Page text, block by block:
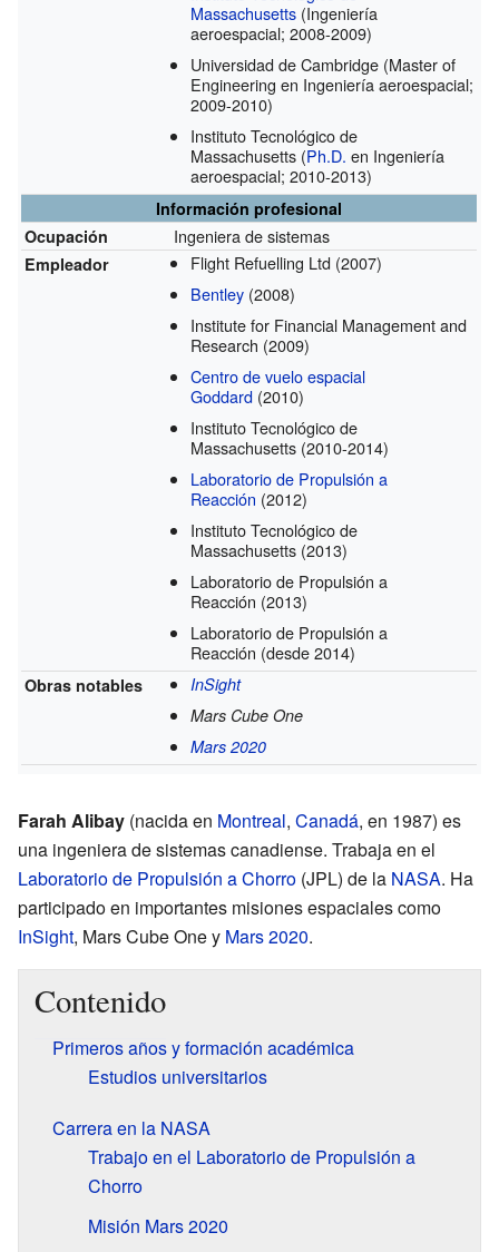
Massachusetts (Ingeniería
aeroespacial; 2008-2009)
Universidad de Cambridge (Master of
Engineering en Ingeniería aeroespacial;
2009-2010)
Instituto Tecnológico de
Massachusetts (Ph.D. en Ingeniería
aeroespacial; 2010-2013)
Información profesional
Ocupación
Ingeniera de sistemas
Empleador Flight Refuelling Ltd (2007)
Bentley (2008)
Institute for Financial Management and
Research (2009)
Centro de vuelo espacial
Goddard (2010)
Instituto Tecnológico de
Massachusetts (2010-2014)
Laboratorio de Propulsión a
Reacción (2012)
Instituto Tecnológico de
Massachusetts (2013)
Laboratorio de Propulsión a
Reacción (2013)
Laboratorio de Propulsión a
Reacción (desde 2014)
Obras notables
InSight
Mars Cube One
Mars 2020
Farah Alibay (nacida en Montreal, Canadá, en 1987) es
una ingeniera de sistemas canadiense. Trabaja en el
Laboratorio de Propulsión a Chorro (JPL) de la NASA. Ha
participado en importantes misiones espaciales como
InSight, Mars Cube One y Mars 2020.
Contenido
Primeros años y formación académica
Estudios universitarios
Carrera en la NASA
Trabajo en el Laboratorio de Propulsión a
Chorro
Misión Mars 2020